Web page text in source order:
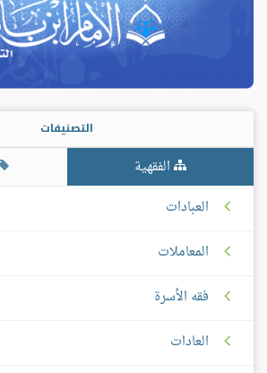
التصنيفات
الفقهية
العبادات
المعاملات
فقه الأسرة
العادات